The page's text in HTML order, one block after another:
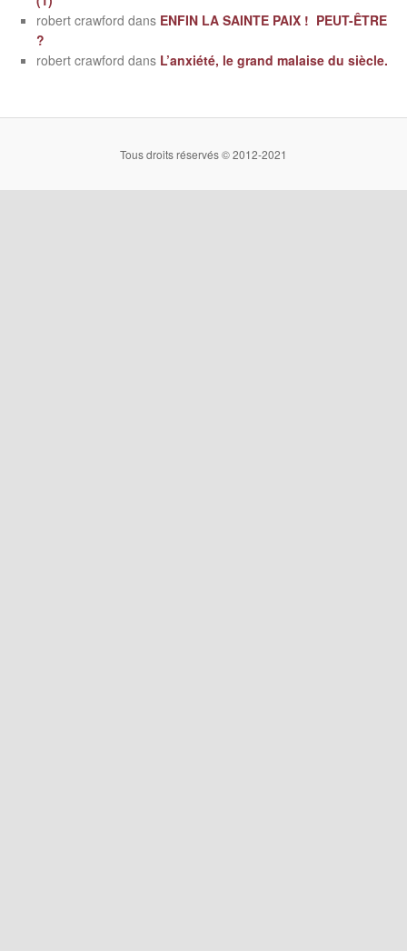
robert crawford dans ENFIN LA SAINTE PAIX ! PEUT-ÊTRE
?
robert crawford dans L’anxiété, le grand malaise du siècle.
Tous droits réservés © 2012-2021